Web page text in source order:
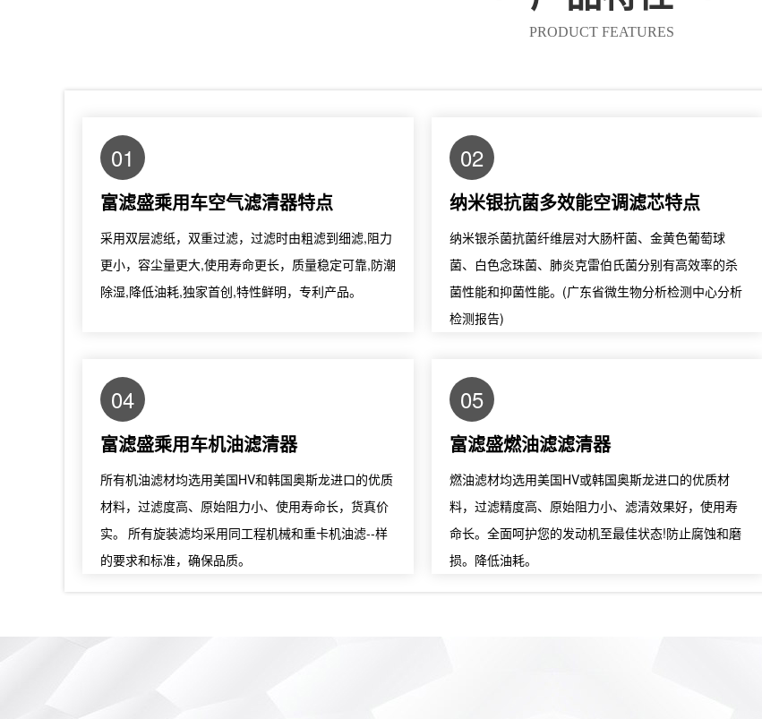
PRODUCT FEATURES
01
富滤盛乘用车空气滤清器特点
采用双层滤纸，双重过滤，过滤时由粗滤到细滤,阻力
更小，容尘量更大,使用寿命更长，质量稳定可靠,防潮
除湿,降低油耗,独家首创,特性鲜明，专利产品。
02
纳米银抗菌多效能空调滤芯特点
纳米银杀菌抗菌纤维层对大肠杆菌、金黄色葡萄球
菌、白色念珠菌、肺炎克雷伯氏菌分别有高效率的杀
菌性能和抑菌性能。(广东省微生物分析检测中心分析
检测报告)
04
富滤盛乘用车机油滤清器
所有机油滤材均选用美国HV和韩国奥斯龙进口的优质
材料，过滤度高、原始阻力小、使用寿命长，货真价
实。 所有旋装滤均采用同工程机械和重卡机油滤--样
的要求和标准，确保品质。
05
富滤盛燃油滤滤清器
燃油滤材均选用美国HV或韩国奥斯龙进口的优质材
料，过滤精度高、原始阻力小、滤清效果好，使用寿
命长。全面呵护您的发动机至最佳状态!防止腐蚀和磨
损。降低油耗。